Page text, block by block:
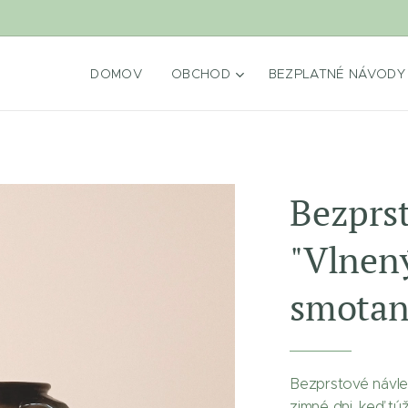
DOMOV OBCHOD BEZPLATNÉ NÁVODY
Bezprstové